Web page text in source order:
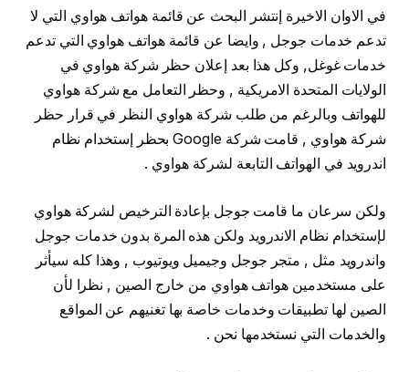
في الاوان الاخيرة إنتشر البحث عن قائمة هواتف هواوي التي لا
تدعم خدمات جوجل , وايضا عن قائمة هواتف هواوي التي تدعم
خدمات غوغل, وكل هذا بعد إعلان حظر شركة هواوي في
الولايات المتحدة الامريكية , وحظر التعامل مع شركة هواوي
للهواتف وبالرغم من طلب شركة هواوي النظر في قرار حظر
شركة هواوي , قامت شركة Google بحظر إستخدام نظام
اندرويد في الهواتف التابعة لشركة هواوي .
ولكن سرعان ما قامت جوجل بإعادة الترخيص لشركة هواوي
لإستخدام نظام الاندرويد ولكن هذه المرة بدون خدمات جوجل
واندرويد مثل , متجر جوجل وجيميل ويوتيوب , وهذا كله سيأثر
على مستخدمين هواتف هواوي من خارج الصين , نظرا لأن
الصين لها تطبيقات وخدمات خاصة بها تغنيهم عن المواقع
والخدمات التي نستخدمها نحن .